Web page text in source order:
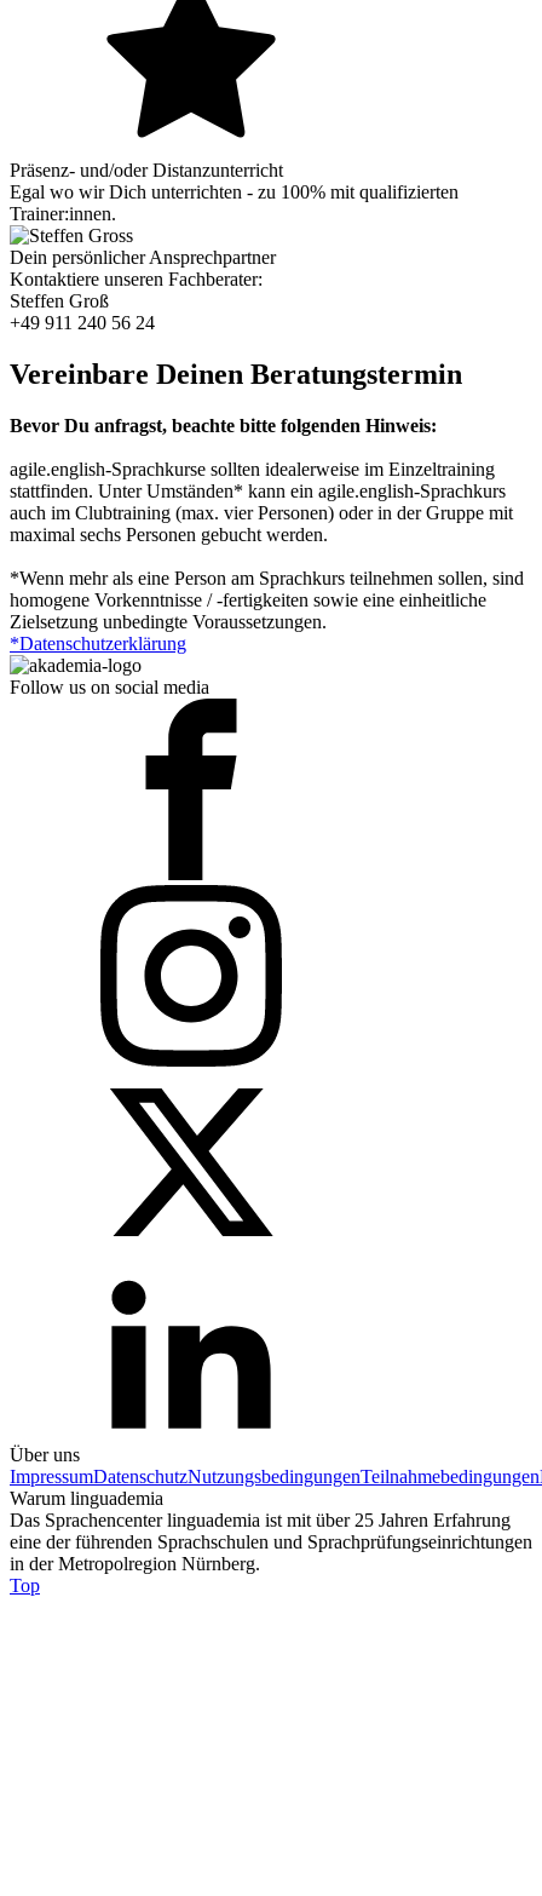
Präsenz- und/oder Distanzunterricht
Egal wo wir Dich unterrichten - zu 100% mit qualifizierten
Trainer:innen.
Dein persönlicher Ansprechpartner
Kontaktiere unseren Fachberater:
Steffen Groß
+49 911 240 56 24
Vereinbare Deinen Beratungstermin
Bevor Du anfragst, beachte bitte folgenden Hinweis:
agile.english-Sprachkurse sollten idealerweise im Einzeltraining
stattfinden. Unter Umständen* kann ein agile.english-Sprachkurs
auch im Clubtraining (max. vier Personen) oder in der Gruppe mit
maximal sechs Personen gebucht werden.
*Wenn mehr als eine Person am Sprachkurs teilnehmen sollen, sind
homogene Vorkenntnisse / -fertigkeiten sowie eine einheitliche
Zielsetzung unbedingte Voraussetzungen.
*Datenschutzerklärung
Follow us on social media
Über uns
ImpressumDatenschutzNutzungsbedingungenTeilnahmebedingungen
Warum linguademia
Das Sprachencenter linguademia ist mit über 25 Jahren Erfahrung
eine der führenden Sprachschulen und Sprachprüfungseinrichtungen
in der Metropolregion Nürnberg.
Top